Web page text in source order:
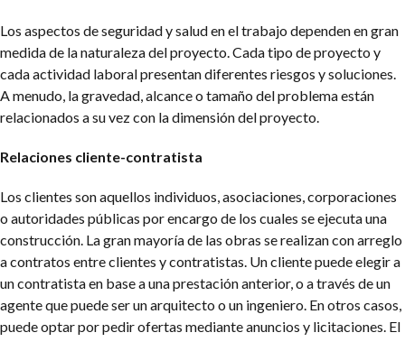
Los aspectos de seguridad y salud en el trabajo dependen en gran
medida de la naturaleza del proyecto. Cada tipo de proyecto y
cada actividad laboral presentan diferentes riesgos y soluciones.
A menudo, la gravedad, alcance o tamaño del problema están
relacionados a su vez con la dimensión del proyecto.
Relaciones cliente-contratista
Los clientes son aquellos individuos, asociaciones, corporaciones
o autoridades públicas por encargo de los cuales se ejecuta una
construcción. La gran mayoría de las obras se realizan con arreglo
a contratos entre clientes y contratistas. Un cliente puede elegir a
un contratista en base a una prestación anterior, o a través de un
agente que puede ser un arquitecto o un ingeniero. En otros casos,
puede optar por pedir ofertas mediante anuncios y licitaciones. El